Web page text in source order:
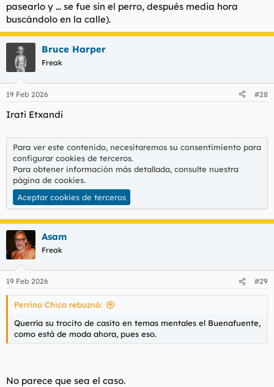
pasearlo y ... se fue sin el perro, después media hora
buscándolo en la calle).
Bruce Harper
Freak
19 Feb 2026 #28
Irati Etxandi
Para ver este contenido, necesitaremos su consentimiento para
configurar cookies de terceros.
Para obtener información más detallada, consulte nuestra
página de cookies.
Aceptar cookies de terceros
Asam
Freak
19 Feb 2026 #29
Perrino Chico rebuznó:
Querría su trocito de casito en temas mentales el Buenafuente,
como está de moda ahora, pues eso.
No parece que sea el caso.